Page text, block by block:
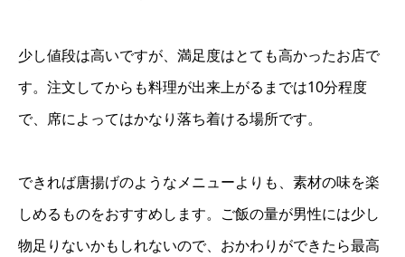
少し値段は高いですが、満足度はとても高かったお店で
す。注文してからも料理が出来上がるまでは10分程度
で、席によってはかなり落ち着ける場所です。
できれば唐揚げのようなメニューよりも、素材の味を楽
しめるものをおすすめします。ご飯の量が男性には少し
物足りないかもしれないので、おかわりができたら最高